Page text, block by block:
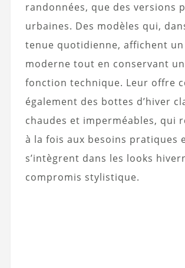
randonnées, que des versions
urbaines. Des modèles qui,
tenue quotidienne, affichent
moderne tout en conservant
fonction technique. Leur offre
également des bottes d’hiver
chaudes et imperméables, qui
à la fois aux besoins pratiques
s’intègrent dans les looks
compromis stylistique.